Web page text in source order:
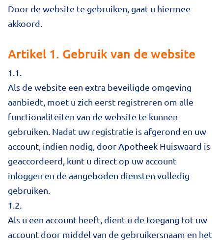
Door de website te gebruiken, gaat u hiermee
akkoord.
Artikel 1. Gebruik van de website
1.1.
Als de website een extra beveiligde omgeving
aanbiedt, moet u zich eerst registreren om alle
functionaliteiten van de website te kunnen
gebruiken. Nadat uw registratie is afgerond en uw
account, indien nodig, door Apotheek Huiswaard is
geaccordeerd, kunt u direct op uw account
inloggen en de aangeboden diensten volledig
gebruiken.
1.2.
Als u een account heeft, dient u de toegang tot uw
account door middel van de gebruikersnaam en het